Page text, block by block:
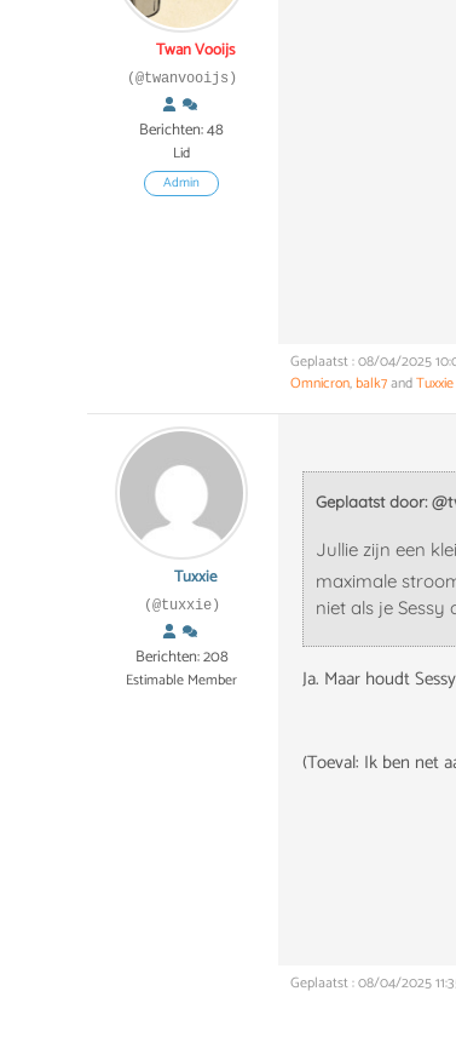
Twan Vooijs
(@twanvooijs)
Berichten: 48
Lid
Admin
Geplaatst : 08/04/2025
Omnicron,balk7andTuxxie
Tuxxie
(@tuxxie)
Berichten: 208
Estimable Member
Geplaatst door:
Jullie zijn een
maximale
niet als je
Ja. Maar houdt
(Toeval: Ik ben net
Geplaatst : 08/04/2025